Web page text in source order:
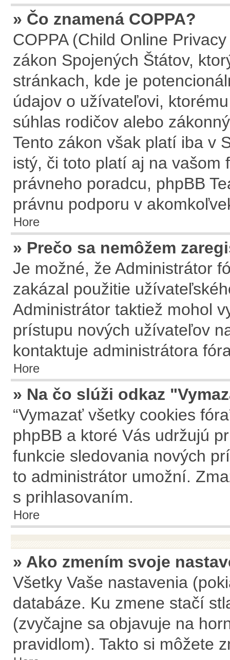
» Čo znamená COPPA?
COPPA (Child Online
zákon Spojených Štátov,
stránkach, kde je
údajov o užívateľovi,
súhlas rodičov alebo
Tento zákon však platí iba v
istý, či toto platí aj na
právneho poradcu, phpBB
právnu podporu v
Hore
» Prečo sa nemôžem
Je možné, že Administrátor
zakázal použitie
Administrátor taktiež mohol
prístupu nových užívateľov
kontaktuje administrátora
Hore
» Na čo slúži odkaz
“Vymazať všetky cookies
phpBB a ktoré Vás udržujú
funkcie sledovania nových
to administrátor umožní.
s prihlasovaním.
Hore
» Ako zmením svoje
Všetky Vaše nastavenia
databáze. Ku zmene stačí
(zvyčajne sa objavuje na
pravidlom). Takto si môžete